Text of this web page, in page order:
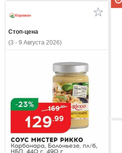
Стоп-цена
(3 - 9 Августа 2026)